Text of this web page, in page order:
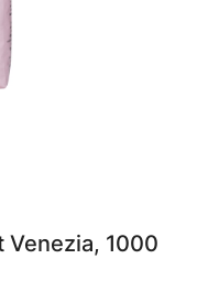
Venezia, 1000